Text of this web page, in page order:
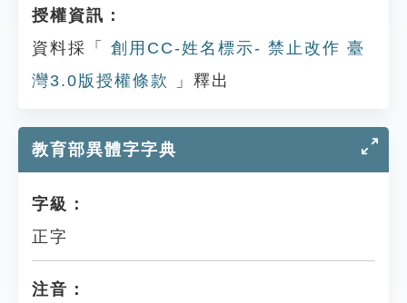
授權資訊：
資料採「
創用CC-姓名標示- 禁止改作 臺
灣3.0版授權條款
」釋出
教育部異體字字典
字級：
正字
注音：